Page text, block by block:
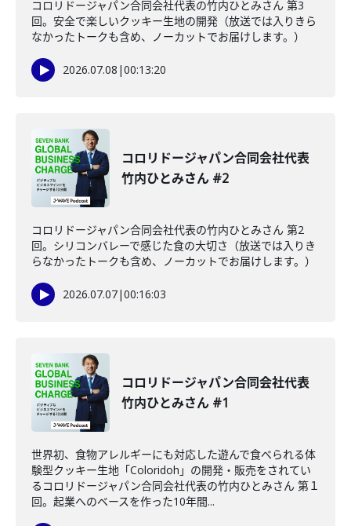
コロリドージャパン合同会社代表の竹内ひとみさん 第3
回。安全で楽しいクッキー生地の開発（放送では入りきら
なかったトークも含め、ノーカットでお届けします。）
2026.07.08 |00:13:20
コロリドージャパン合同会社代表
竹内ひとみさん #2
コロリドージャパン合同会社代表の竹内ひとみさん 第2
回。シリコンバレーで感じた食の大切さ（放送では入りき
らなかったトークも含め、ノーカットでお届けします。）
2026.07.07|00:16:03
コロリドージャパン合同会社代表
竹内ひとみさん #1
世界初、食物アレルギーにも対応した遊んで食べられる体
験型クッキー生地「Coloridoh」の開発・販売をされてい
るコロリドージャパン合同会社代表の竹内ひとみさん 第１
回。起業へのベースを作った10年間...